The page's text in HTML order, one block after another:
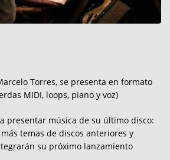
Torres, se presenta en formato
MIDI, loops, piano y voz)
presentar música de su último disco:
más temas de discos anteriores y
su próximo lanzamiento